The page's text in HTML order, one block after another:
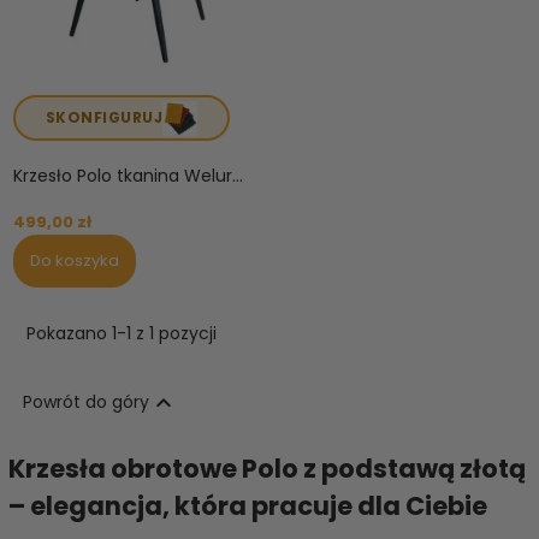
SKONFIGURUJ
Krzesło Polo tkanina Welur...
499,00 zł
Do koszyka
Pokazano 1-1 z 1 pozycji
Powrót do góry 
Krzesła obrotowe Polo z podstawą złotą
– elegancja, która pracuje dla Ciebie